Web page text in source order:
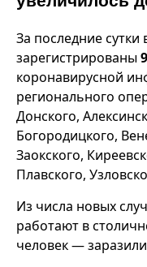
За последние сутки
зарегистрированы
коронавирусной
регионального
Донского,
Богородицкого,
Заокского,
Плавского,
Из числа новых
работают в
человек —